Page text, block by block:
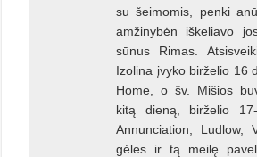
su šeimomis, penki
amžinybėn iškeliavo
sūnus Rimas.
Izolina įvyko birželio 16
Home, o šv. Mišios
kitą dieną, birželio
Annunciation, Ludlow,
gėles ir tą meilę